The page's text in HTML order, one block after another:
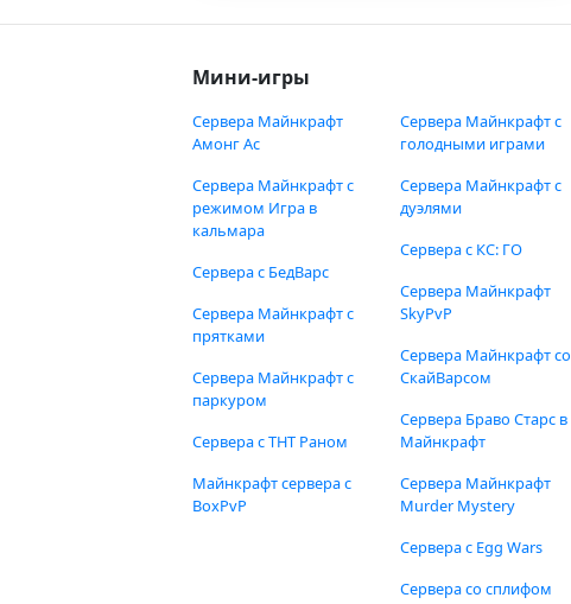
Мини-игры
Сервера Майнкрафт
Амонг Ас
Сервера Майнкрафт с
режимом Игра в
кальмара
Сервера с БедВарс
Сервера Майнкрафт с
прятками
Сервера Майнкрафт с
паркуром
Сервера с ТНТ Раном
Майнкрафт сервера с
BoxPvP
Сервера Майнкрафт с
голодными играми
Сервера Майнкрафт с
дуэлями
Сервера с КС: ГО
Сервера Майнкрафт
SkyPvP
Сервера Майнкрафт со
СкайВарсом
Сервера Браво Старс в
Майнкрафт
Сервера Майнкрафт
Murder Mystery
Сервера с Egg Wars
Сервера со сплифом